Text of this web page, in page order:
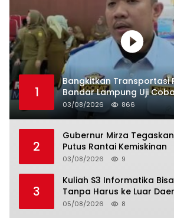
1
Bangkitkan Transportasi
Bandar Lampung Uji
03/08/2026 866
2
Gubernur Mirza
Putus Rantai Kemiskinan
03/08/2026 9
3
Kuliah S3 Informatika
Tanpa Harus ke Luar
05/08/2026 8